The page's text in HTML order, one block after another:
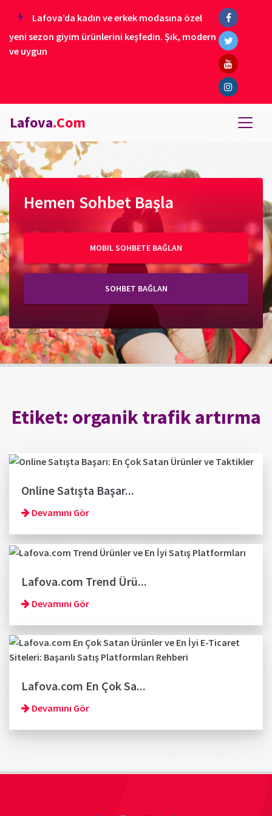
Lafova’da kadın ve erkek modasına özel
yeni sezon giyim ürünlerini keşfedin. Şık, modern
ve uygun
Lafova.Com
Hemen Sohbet Başla
MOBIL SOHBETE BAĞLAN
SOHBET BAĞLAN
Etiket: organik trafik artırma
Online Satışta Başar...
Devamını Gör
Lafova.com Trend Ürü...
Devamını Gör
Lafova.com En Çok Sa...
Devamını Gör